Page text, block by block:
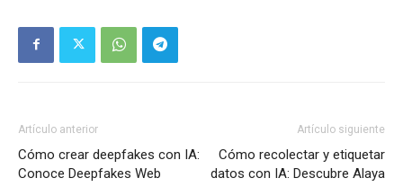
Artículo anterior
Cómo crear deepfakes con IA:
Conoce Deepfakes Web
Artículo siguiente
Cómo recolectar y etiquetar
datos con IA: Descubre Alaya